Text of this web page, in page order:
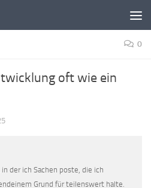
0
oft wie ein
der ich Sachen poste, die ich
Grund für teilenswert halte.